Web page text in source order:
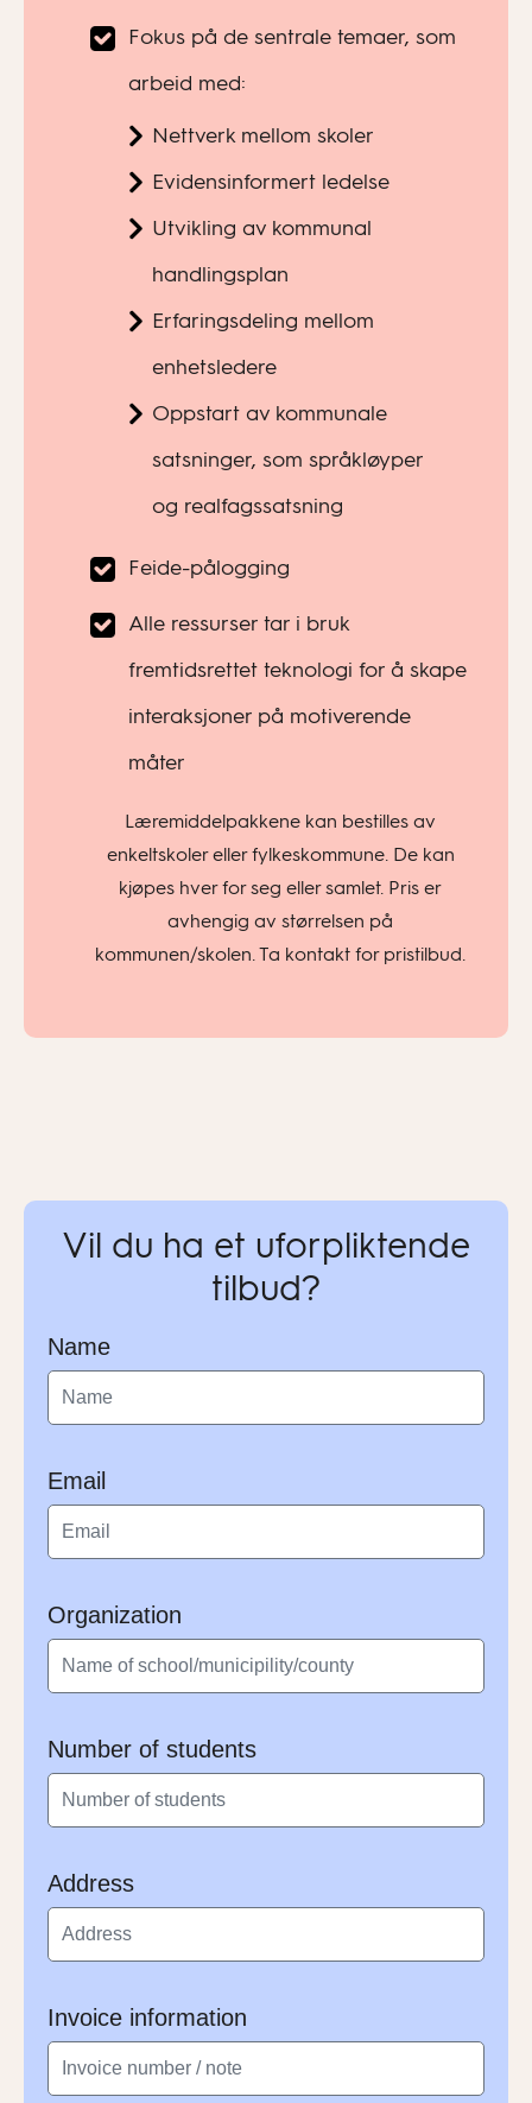
Fokus på de sentrale temaer, som
arbeid med:
Nettverk mellom skoler
Evidensinformert ledelse
Utvikling av kommunal
handlingsplan
Erfaringsdeling mellom
enhetsledere
Oppstart av kommunale
satsninger, som språkløyper
og realfagssatsning
Feide-pålogging
Alle ressurser tar i bruk
fremtidsrettet teknologi for å skape
interaksjoner på motiverende
måter
Læremiddelpakkene kan bestilles av
enkeltskoler eller fylkeskommune. De kan
kjøpes hver for seg eller samlet. Pris er
avhengig av størrelsen på
kommunen/skolen. Ta kontakt for pristilbud.
Vil du ha et uforpliktende
tilbud?
Name
Email
Organization
Number of students
Address
Invoice information